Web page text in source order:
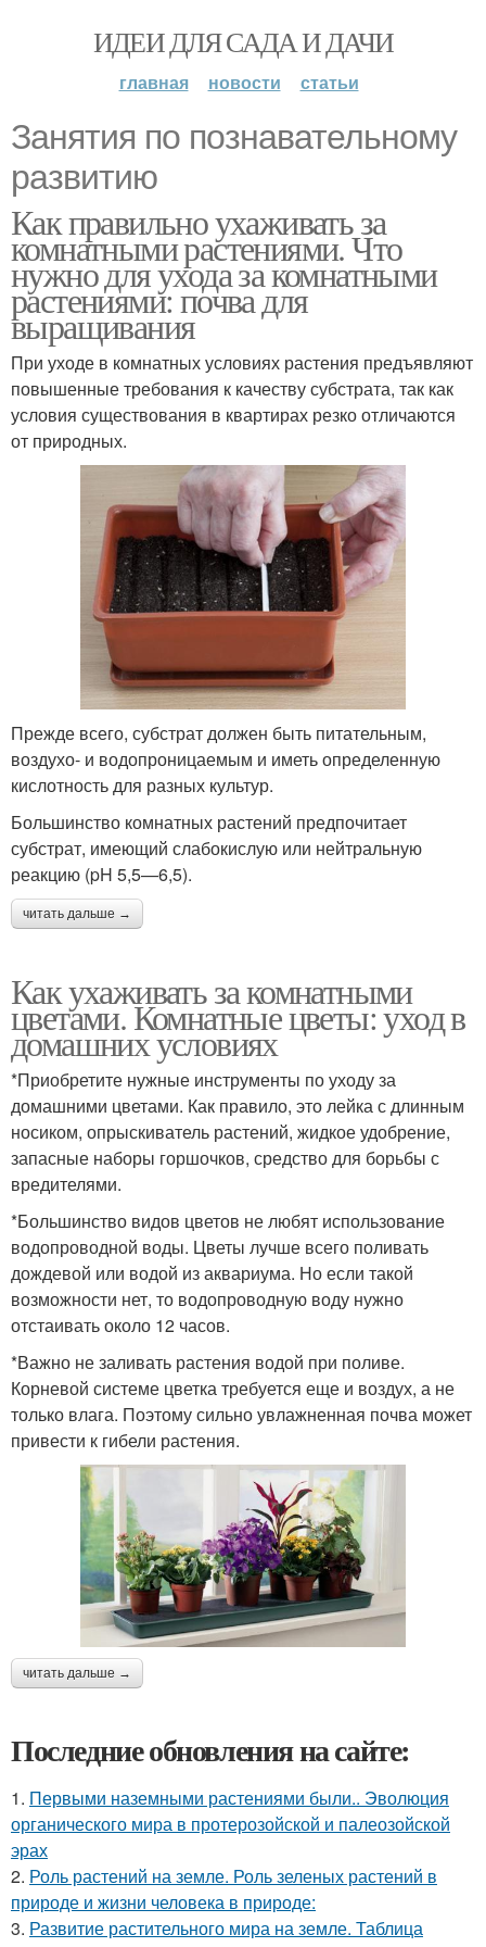
ИДЕИ ДЛЯ САДА И ДАЧИ
главная новости статьи
Занятия по познавательному
развитию
Как правильно ухаживать за
комнатными растениями. Что
нужно для ухода за комнатными
растениями: почва для
выращивания
При уходе в комнатных условиях растения предъявляют
повышенные требования к качеству субстрата, так как
условия существования в квартирах резко отличаются
от природных.
Прежде всего, субстрат должен быть питательным,
воздухо- и водопроницаемым и иметь определенную
кислотность для разных культур.
Большинство комнатных растений предпочитает
субстрат, имеющий слабокислую или нейтральную
реакцию (pH 5,5—6,5).
читать дальше →
Как ухаживать за комнатными
цветами. Комнатные цветы: уход в
домашних условиях
*Приобретите нужные инструменты по уходу за
домашними цветами. Как правило, это лейка с длинным
носиком, опрыскиватель растений, жидкое удобрение,
запасные наборы горшочков, средство для борьбы с
вредителями.
*Большинство видов цветов не любят использование
водопроводной воды. Цветы лучше всего поливать
дождевой или водой из аквариума. Но если такой
возможности нет, то водопроводную воду нужно
отстаивать около 12 часов.
*Важно не заливать растения водой при поливе.
Корневой системе цветка требуется еще и воздух, а не
только влага. Поэтому сильно увлажненная почва может
привести к гибели растения.
читать дальше →
Последние обновления на сайте:
1. Первыми наземными растениями были.. Эволюция
органического мира в протерозойской и палеозойской
эрах
2. Роль растений на земле. Роль зеленых растений в
природе и жизни человека в природе:
3. Развитие растительного мира на земле. Таблица